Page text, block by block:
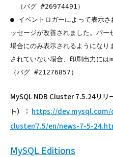
（バグ #26974491）
● イベントロガーによって表示さ
ッセージが改善されました。パ
場合にのみ表示されるようになり
されていない場合、印刷出力に
MySQL NDB Cluster 7.5.24リリ
ト）： https://
cluster/7.5/en/news-7-5-
MySQL Editions